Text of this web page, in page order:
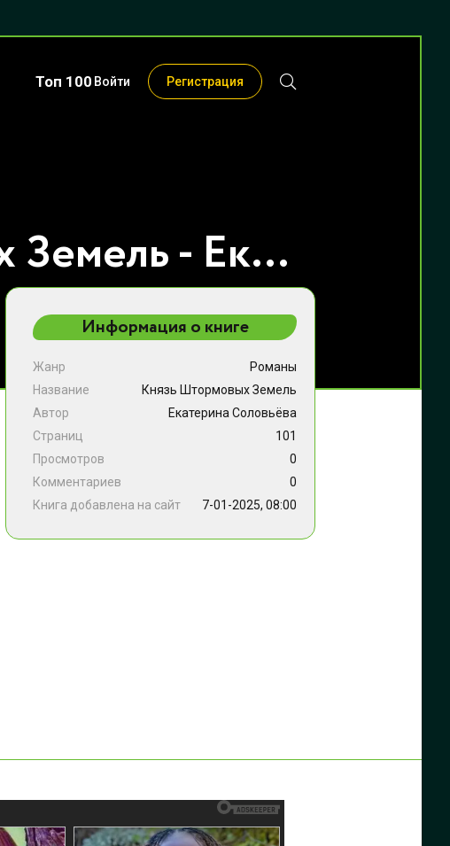
Топ 100 Войти Регистрация
Князь Штормовых Земель - Екатерина Соловьёва
Информация о книге
Жанр
Романы
Название
Князь Штормовых Земель
Автор
Екатерина Соловьёва
Страниц
101
Просмотров
0
Комментариев
0
Книга добавлена на сайт
7-01-2025, 08:00